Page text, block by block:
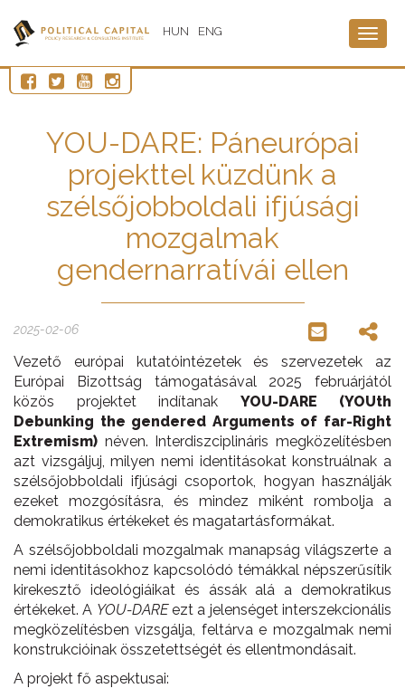
HUN ENG
YOU-DARE: Páneurópai
projekttel küzdünk a
szélsőjobboldali ifjúsági
mozgalmak
gendernarratívái ellen
2025-02-06
Vezető európai kutatóintézetek és szervezetek az
Európai Bizottság támogatásával 2025 februárjától
közös projektet indítanak YOU-DARE (YOUth
Debunking the gendered Arguments of far-Right
Extremism) néven. Interdiszciplináris megközelítésben
azt vizsgáljuj, milyen nemi identitásokat konstruálnak a
szélsőjobboldali ifjúsági csoportok, hogyan használják
ezeket mozgósításra, és mindez miként rombolja a
demokratikus értékeket és magatartásformákat.
A szélsőjobboldali mozgalmak manapság világszerte a
nemi identitásokhoz kapcsolódó témákkal népszerűsítik
kirekesztő ideológiáikat és ássák alá a demokratikus
értékeket. A YOU-DAREezt a jelenséget interszekcionális
megközelítésben vizsgálja, feltárva e mozgalmak nemi
konstrukcióinak összetettségét és ellentmondásait.
A projekt fő aspektusai: